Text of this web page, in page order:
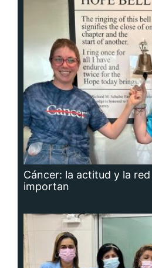
Cáncer: la actitud y la
importan